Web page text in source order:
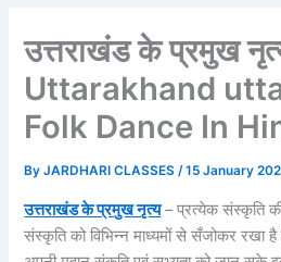
उत्तराखंड के प्रमुख
Uttarakhand
Folk Dance In
ByJARDHARI CLASSES/15 January
उत्तराखंड के प्रमुख नृत्य– प्रत्येक संस्कृति
संस्कृति को विभिन्न माध्यमों से सँजोकर रखा है